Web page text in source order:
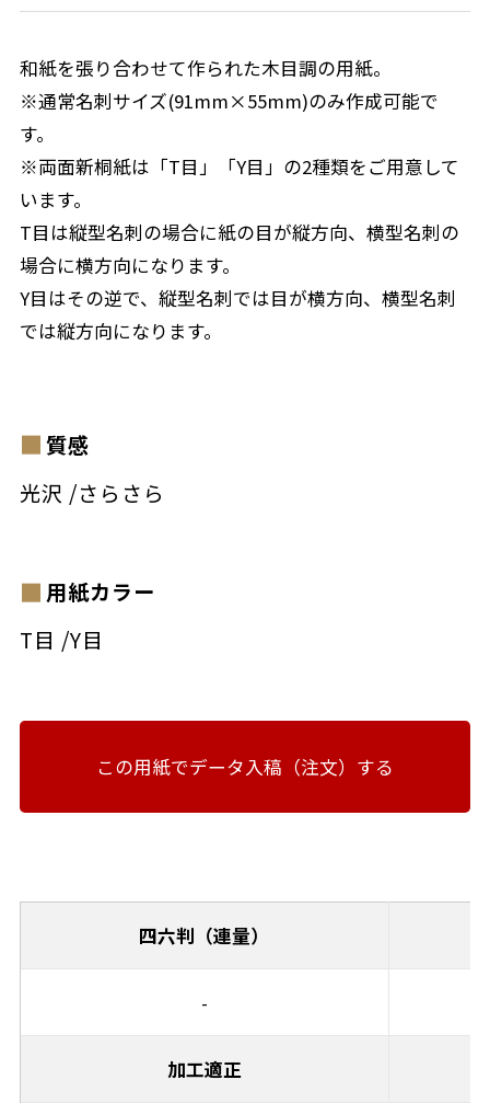
和紙を張り合わせて作られた木目調の用紙。
※通常名刺サイズ(91mm×55mm)のみ作成可能で
す。
※両面新桐紙は「T目」「Y目」の2種類をご用意して
います。
T目は縦型名刺の場合に紙の目が縦方向、横型名刺の
場合に横方向になります。
Y目はその逆で、縦型名刺では目が横方向、横型名刺
では縦方向になります。
質感
光沢 /さらさら
用紙カラー
T目 /Y目
この用紙でデータ入稿（注文）する
四六判（連量）
-
加工適正